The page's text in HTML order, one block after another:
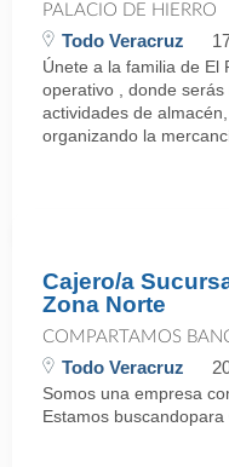
PALACIO DE HIERRO
Todo Veracruz
Únete a la familia de El
operativo , donde
actividades de
organizando la
Cajero/a
Zona Norte
COMPARTAMOS
Todo Veracruz
Somos una empresa
Estamos buscandopara